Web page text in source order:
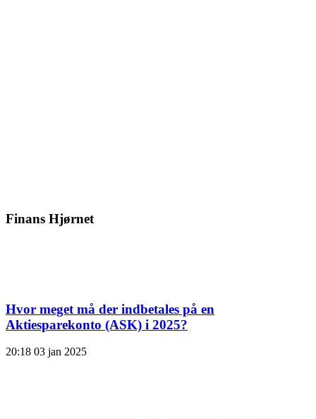
Finans Hjørnet
Hvor meget må der indbetales på en
Aktiesparekonto (ASK) i 2025?
20:18 03 jan 2025